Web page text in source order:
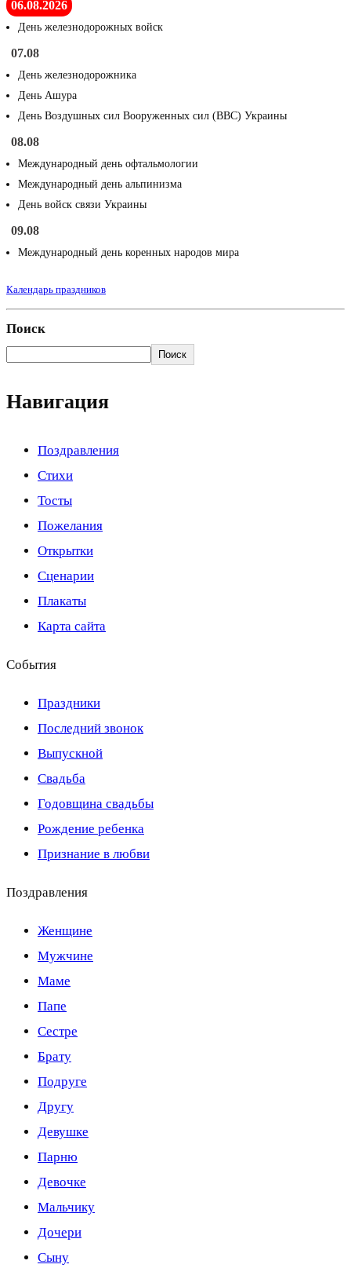
06.08.2026
День железнодорожных войск
07.08
День железнодорожника
День Ашура
День Воздушных сил Вооруженных сил (ВВС) Украины
08.08
Международный день офтальмологии
Международный день альпинизма
День войск связи Украины
09.08
Международный день коренных народов мира
Календарь праздников
Поиск
Поиск
Навигация
Поздравления
Стихи
Тосты
Пожелания
Открытки
Сценарии
Плакаты
Карта сайта
События
Праздники
Последний звонок
Выпускной
Свадьба
Годовщина свадьбы
Рождение ребенка
Признание в любви
Поздравления
Женщине
Мужчине
Маме
Папе
Сестре
Брату
Подруге
Другу
Девушке
Парню
Девочке
Мальчику
Дочери
Сыну